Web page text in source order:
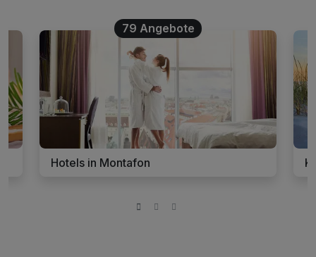
79 Angebote
Hotels in Montafon